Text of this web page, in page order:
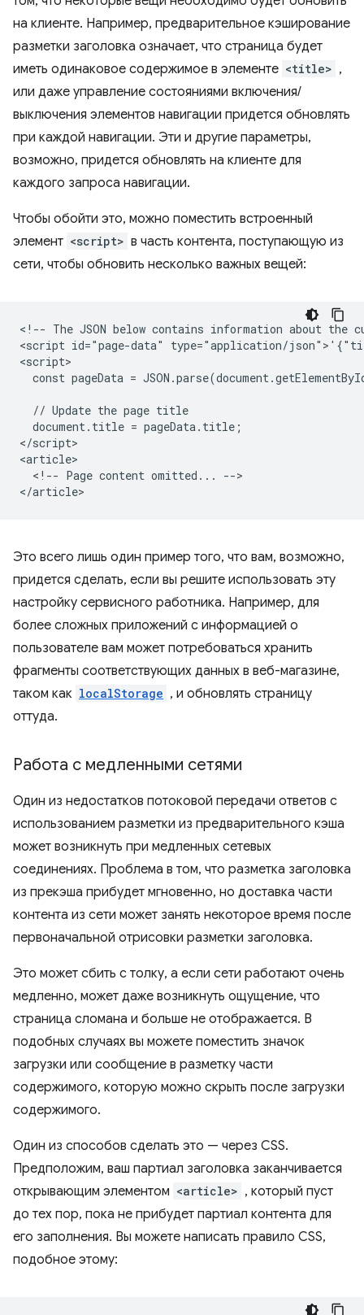
на клиенте. Например, предварительное кэширование
разметки заголовка означает, что страница будет
иметь одинаковое содержимое в элементе <title> ,
или даже управление состояниями включения/
выключения элементов навигации придется обновлять
при каждой навигации. Эти и другие параметры,
возможно, придется обновлять на клиенте для
каждого запроса навигации.
Чтобы обойти это, можно поместить встроенный
элемент <script> в часть контента, поступающую из
сети, чтобы обновить несколько важных вещей:
<!-- The JSON below contains information about the
<script id="page-data" type="application/
<script>
const pageData =
  // Update the page title
  document.title = pageData.title;
</script>
<article>
  <!-- Page content omitted... -->
Это всего лишь один пример того, что вам, возможно,
придется сделать, если вы решите использовать эту
настройку сервисного работника. Например, для
более сложных приложений с информацией о
пользователе вам может потребоваться хранить
фрагменты соответствующих данных в веб-магазине,
таком как localStorage , и обновлять страницу
оттуда.
Работа с медленными сетями
Один из недостатков потоковой передачи ответов с
использованием разметки из предварительного кэша
может возникнуть при медленных сетевых
соединениях. Проблема в том, что разметка заголовка
из прекэша прибудет мгновенно, но доставка части
контента из сети может занять некоторое время после
первоначальной отрисовки разметки заголовка.
Это может сбить с толку, а если сети работают очень
медленно, может даже возникнуть ощущение, что
страница сломана и больше не отображается. В
подобных случаях вы можете поместить значок
загрузки или сообщение в разметку части
содержимого, которую можно скрыть после загрузки
содержимого.
Один из способов сделать это — через CSS.
Предположим, ваш партиал заголовка заканчивается
открывающим элементом <article> , который пуст
до тех пор, пока не прибудет партиал контента для
его заполнения. Вы можете написать правило CSS,
подобное этому: